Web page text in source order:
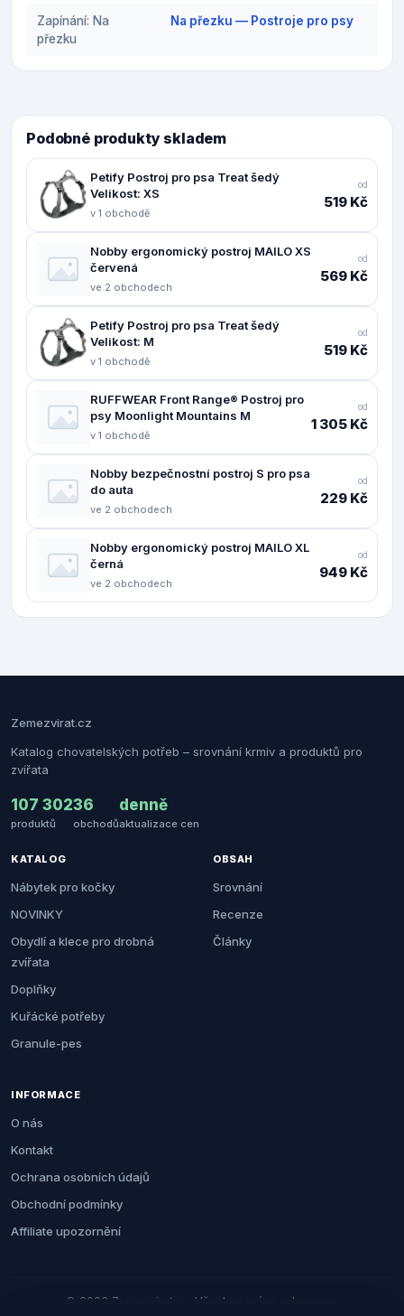
Zapínání: Na
přezku
Na přezku — Postroje pro psy
Podobné produkty skladem
Petify Postroj pro psa Treat šedý
Velikost: XS
v 1 obchodě
od
519 Kč
Nobby ergonomický postroj MAILO XS
červená
ve 2 obchodech
od
569 Kč
Petify Postroj pro psa Treat šedý
Velikost: M
v 1 obchodě
od
519 Kč
RUFFWEAR Front Range® Postroj pro
psy Moonlight Mountains M
v 1 obchodě
od
1 305 Kč
Nobby bezpečnostní postroj S pro psa
do auta
ve 2 obchodech
od
229 Kč
Nobby ergonomický postroj MAILO XL
černá
ve 2 obchodech
od
949 Kč
Zemezvirat.cz
Katalog chovatelských potřeb – srovnání krmiv a produktů pro
zvířata
107 302
produktů
36
obchodů
denně
aktualizace cen
KATALOG
Nábytek pro kočky
NOVINKY
Obydlí a klece pro drobná
zvířata
Doplňky
Kuřácké potřeby
Granule-pes
OBSAH
Srovnání
Recenze
Články
INFORMACE
O nás
Kontakt
Ochrana osobních údajů
Obchodní podmínky
Affiliate upozornění
© 2026 Zemezvirat.cz. Všechna práva vyhrazena.